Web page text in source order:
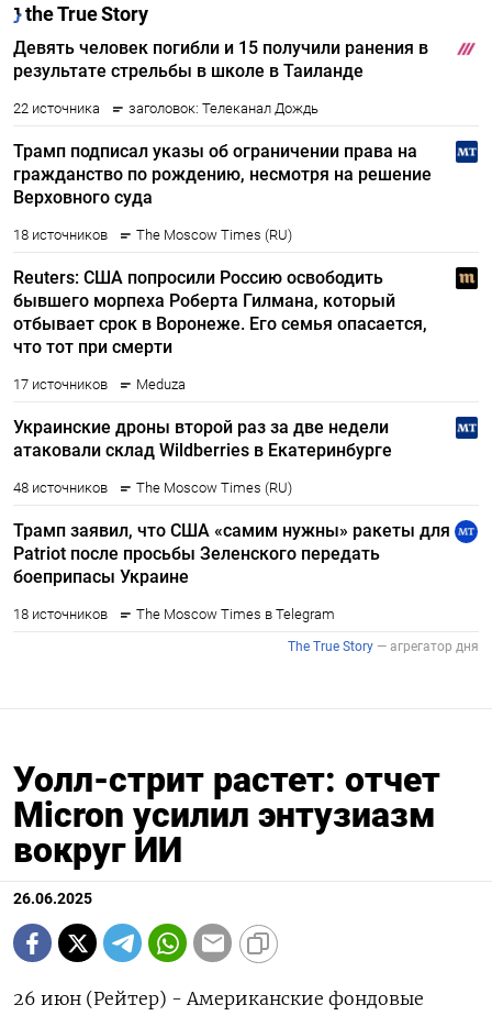
Уолл-стрит растет: отчет
Micron усилил энтузиазм
вокруг ИИ
26.06.2025
26 июн (Рейтер) - Американские фондовые